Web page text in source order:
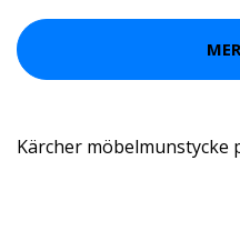
Kärcher möbelmunstycke